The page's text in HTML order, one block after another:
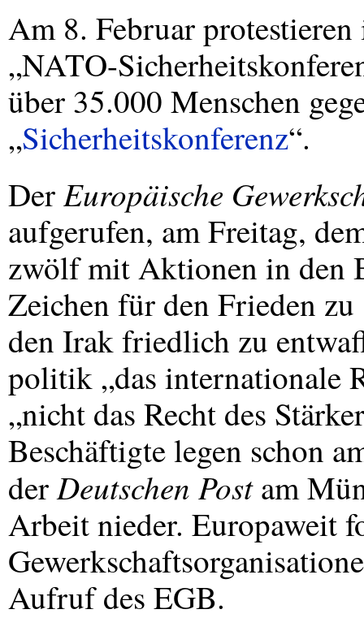
Am 8. Februar
„NATO-
über 35.000 Menschen
„Sicherheitskonferenz“.
DerEuropäische
aufgerufen, am Freitag,
zwölf mit Aktionen in den
Zeichen für den Frieden zu
den Irak friedlich zu
politik „das internationale
„nicht das Recht des
Beschäftigte legen schon
derDeutschen Postam
Arbeit nieder. Europaweit
Aufruf des EGB.